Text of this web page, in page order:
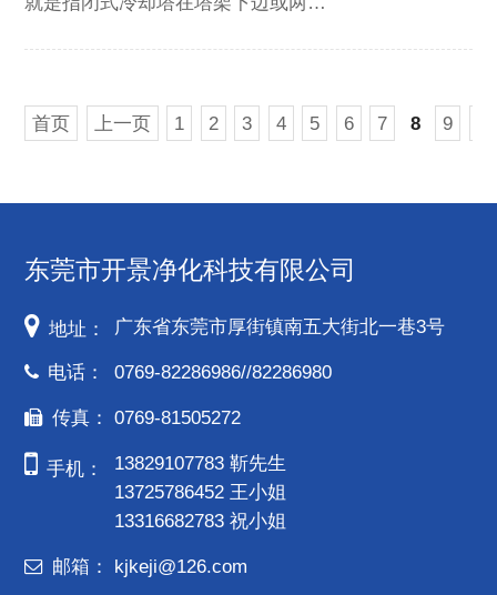
首页 上一页 1 2 3 4 5 6 7 8 9
东莞市开景净化科技有限公司
地址： 广东省东莞市厚街镇南五大街北一巷3号
电话： 0769-82286986//82286980
传真： 0769-81505272
手机：
13829107783 靳先生
13725786452 王小姐
13316682783 祝小姐
邮箱： kjkeji@126.com